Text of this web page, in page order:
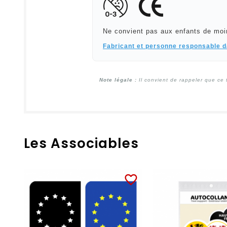
Ne convient pas aux enfants de
Fabricant et personne responsable
Note légale : Il convient de rappeler que ce
Les Associables
favorite_border